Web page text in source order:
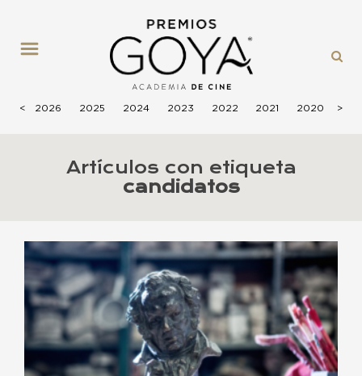
< 2026 2025 2024 2023 2022 2021 2020 >
Artículos con etiqueta
candidatos